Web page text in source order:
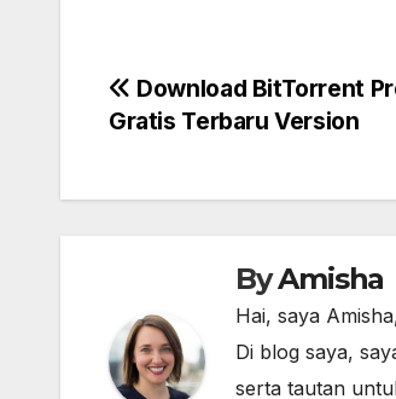
Post
Download BitTorrent
Gratis Terbaru Version
ByAmisha
Hai, saya
Di blog saya,
serta tautan